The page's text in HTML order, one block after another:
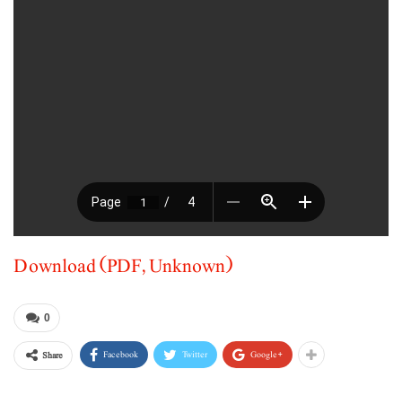
Download (PDF, Unknown)
0
Share Facebook Twitter Google+